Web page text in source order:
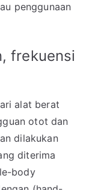
penggunaan
frekuensi
alat berat
otot dan
dilakukan
diterima
body